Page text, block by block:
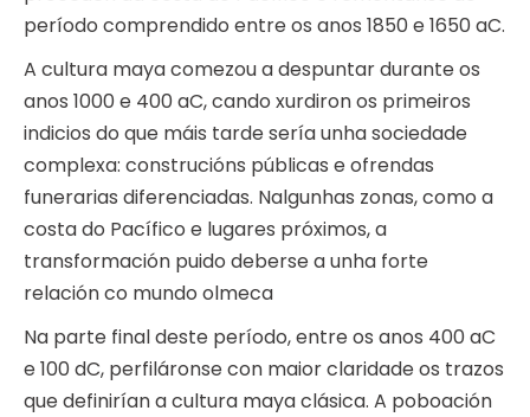
período comprendido entre os anos 1850 e 1650 aC.
A cultura maya comezou a despuntar durante os
anos 1000 e 400 aC, cando xurdiron os primeiros
indicios do que máis tarde sería unha sociedade
complexa: construcións públicas e ofrendas
funerarias diferenciadas. Nalgunhas zonas, como a
costa do Pacífico e lugares próximos, a
transformación puido deberse a unha forte
relación co mundo olmeca
Na parte final deste período, entre os anos 400 aC
e 100 dC, perfiláronse con maior claridade os trazos
que definirían a cultura maya clásica. A poboación